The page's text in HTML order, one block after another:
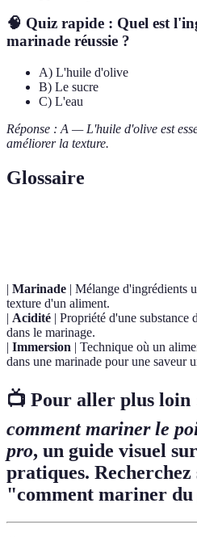
🧠 Quiz rapide : Quel est
marinade réussie ?
A) L'huile d'olive
B) Le sucre
C) L'eau
Réponse : A — L'huile d'olive est
améliorer la texture.
Glossaire
| Marinade | Mélange d'ingrédients
texture d'un aliment.
| Acidité | Propriété d'une substance
dans le marinage.
| Immersion | Technique où un
dans une marinade pour une saveur
📺 Pour aller plus loin
comment mariner le
pro, un guide visuel
pratiques. Recherchez
"comment mariner